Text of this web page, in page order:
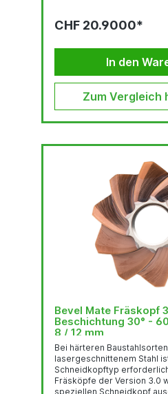
CHF 20.9000*
In den
Zum Vergleich
Bevel Mate Fräskopf
Beschichtung 30° - 60° max Frästiefe
8 / 12 mm
Bei härteren
lasergeschnittenem Stahl
Schneidkopftyp
Fräsköpfe der Version 3.0
speziellen Schneidkopf